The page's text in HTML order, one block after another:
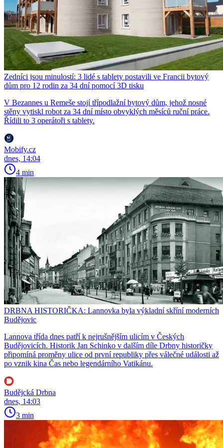
Zedníci jsou minulostí: 3 lidé s tablety postavili ve Francii bytový
dům pro 12 rodin za 34 dní pomocí 3D tisku
V Bezannes u Remeše stojí třípodlažní bytový dům, jehož nosné
stěny vytiskl robot za 34 dní místo obvyklých měsíců ruční práce.
Řídili to 3 operátoři s tablety.
Mobify.cz
dnes, 14:04
4 min
DRBNA HISTORIČKA: Lannovka byla výkladní skříní moderních
Budějovic
Lannova třída dnes patří k nejrušnějším ulicím v Českých
Budějovicích. Historik Jan Schinko v dalším díle Drbny historičky
připomíná proměny ulice od první republiky přes válečné události až
po vznik kina Čas nebo legendárního Vatikánu.
Budějcká Drbna
dnes, 14:03
3 min